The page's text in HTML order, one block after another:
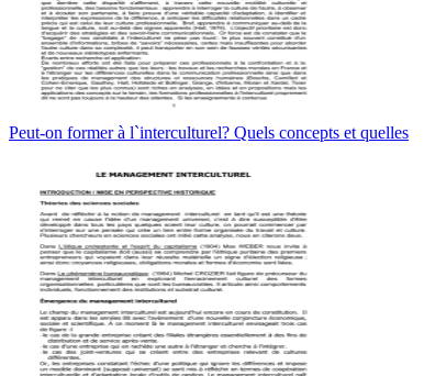
Peut-on former à l`interculturel? Quels concepts et quelles